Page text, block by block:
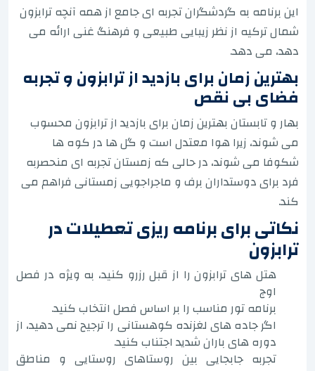
این برنامه به گردشگران تجربه ای جامع از همه آنچه ترابزون
شمال ترکیه از نظر زیبایی طبیعی و فرهنگ غنی ارائه می
دهد، می دهد.
بهترین زمان برای بازدید از ترابزون و تجربه
فضای بی نقص
بهار و تابستان بهترین زمان برای بازدید از ترابزون محسوب
می شوند، زیرا هوا معتدل است و گل ها در کوه ها
شکوفا می شوند، در حالی که زمستان تجربه ای منحصربه
فرد برای دوستداران برف و ماجراجویی زمستانی فراهم می
کند.
نکاتی برای برنامه ریزی تعطیلات در
ترابزون
هتل های ترابزون را از قبل رزرو کنید، به ویژه در فصل
اوج
برنامه تور مناسب را بر اساس فصل انتخاب کنید.
اگر جاده های لغزنده کوهستانی را ترجیح نمی دهید، از
دوره های باران شدید اجتناب کنید.
تجربه جابجایی بین روستاهای روستایی و مناطق